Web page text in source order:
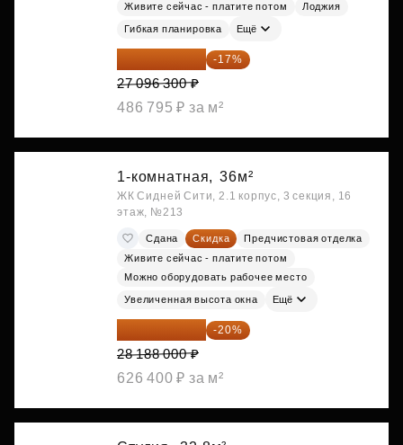
Живите сейчас - платите потом
Лоджия
Гибкая планировка Ещё
22 489 929 ₽ -17%
27 096 300 ₽
486 795 ₽ за м²
1-комнатная, 36м²
ЖК Сидней Сити, 2.1 корпус, 3 секция, 16
этаж, №213
Сдана Скидка
Предчистовая отделка
Живите сейчас - платите потом
Можно оборудовать рабочее место
Увеличенная высота окна Ещё
22 550 400 ₽ -20%
28 188 000 ₽
626 400 ₽ за м²